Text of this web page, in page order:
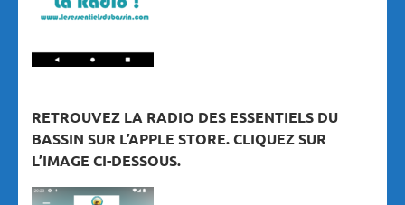
RETROUVEZ LA RADIO DES ESSENTIELS DU
BASSIN SUR L’APPLE STORE. CLIQUEZ SUR
L’IMAGE CI-DESSOUS.